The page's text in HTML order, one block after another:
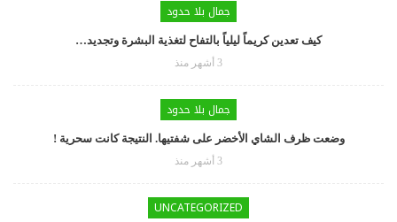
جمال بلا حدود
كيف تعدين كريماً ليلياً بالتفاح لتغذية البشرة وتجديد…
3 أشهر منذ
جمال بلا حدود
وضعت ظرف الشاي الأخضر على شفتيها. النتيجة كانت سحرية !
3 أشهر منذ
UNCATEGORIZED